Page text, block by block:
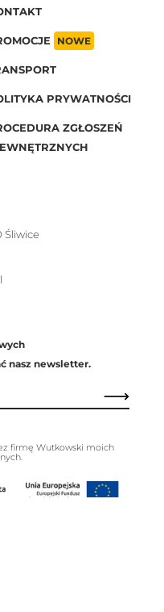
NOWE
PRYWATNOŚCI
ZGŁOSZEŃ
Śliwice
nasz newsletter.
firmę Wutkowski moich